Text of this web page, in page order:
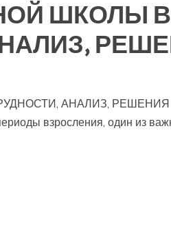
ШКОЛЫ В
АНАЛИЗ, РЕШЕНИЯ
взросления, один из